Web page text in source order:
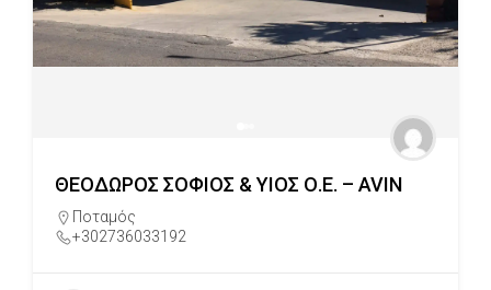
ΘΕΟΔΩΡΟΣ ΣΟΦΙΟΣ & ΥΙΟΣ Ο.Ε. – AVIN
Ποταμός
+302736033192